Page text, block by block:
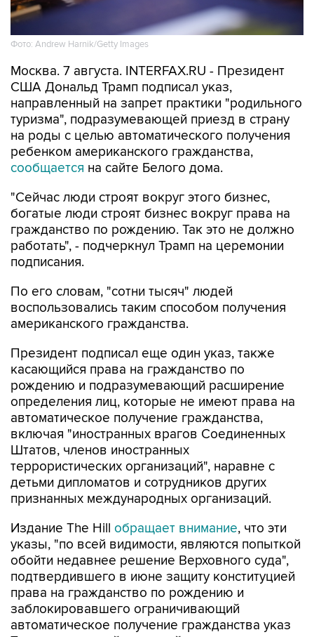
Фото: Andrew Harnik/Getty Images
Москва. 7 августа. INTERFAX.RU - Президент
направленный на запрет практики "родильного
туризма", подразумевающей приезд в страну
на роды с целью автоматического получения
ребенком американского гражданства,
сообщаетсяна сайте Белого дома.
"Сейчас люди строят вокруг этого бизнес,
гражданство по рождению. Так это не должно
работать", - подчеркнул Трамп на церемонии
подписания.
По его словам, "сотни тысяч" людей
американского гражданства.
Президент подписал еще один указ, также
рождению и подразумевающий расширение
определения лиц, которые не имеют права на
автоматическое получение гражданства,
включая "иностранных врагов Соединенных
Штатов, членов иностранных
террористических организаций", наравне с
детьми дипломатов и сотрудников других
признанных международных организаций.
Издание The Hillобращает внимание, что эти
обойти недавнее решение Верховного суда",
подтвердившего в июне защиту конституцией
права на гражданство по рождению и
заблокировавшего ограничивающий
автоматическое получение гражданства указ
Трампа, изданный в первый день его второго
президентского срока.